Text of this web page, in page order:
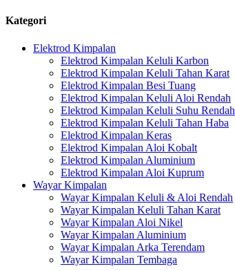
Kategori
Elektrod Kimpalan
Elektrod Kimpalan Keluli Karbon
Elektrod Kimpalan Keluli Tahan Karat
Elektrod Kimpalan Besi Tuang
Elektrod Kimpalan Keluli Aloi Rendah
Elektrod Kimpalan Keluli Suhu Rendah
Elektrod Kimpalan Keluli Tahan Haba
Elektrod Kimpalan Keras
Elektrod Kimpalan Aloi Kobalt
Elektrod Kimpalan Aluminium
Elektrod Kimpalan Aloi Kuprum
Wayar Kimpalan
Wayar Kimpalan Keluli & Aloi Rendah
Wayar Kimpalan Keluli Tahan Karat
Wayar Kimpalan Aloi Nikel
Wayar Kimpalan Aluminium
Wayar Kimpalan Arka Terendam
Wayar Kimpalan Tembaga